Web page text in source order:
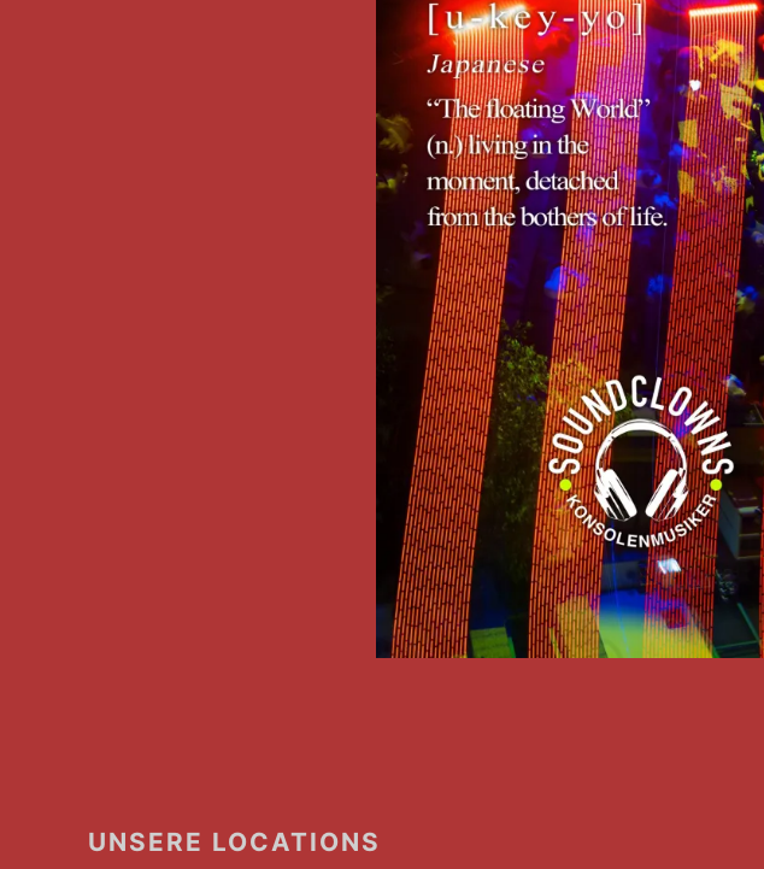
UNSERE LOCATIONS